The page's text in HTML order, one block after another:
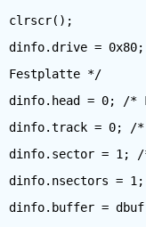
clrscr();
dinfo.drive = 0x80;
Festplatte */
dinfo.head = 0; /*
dinfo.track = 0; /*
dinfo.sector = 1; /*
dinfo.nsectors =